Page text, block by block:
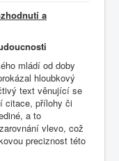
a
mládí od doby
hloubkový
text věnující se
citace, přílohy či
a to
vlevo, což
preciznost této